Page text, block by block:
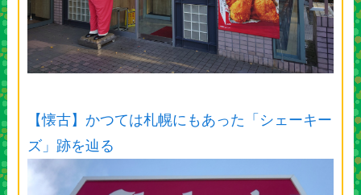
【懐古】かつては札幌にもあった「シェーキー
ズ」跡を辿る